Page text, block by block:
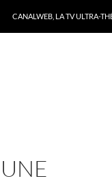
CANALWEB, LA TV ULTRA-